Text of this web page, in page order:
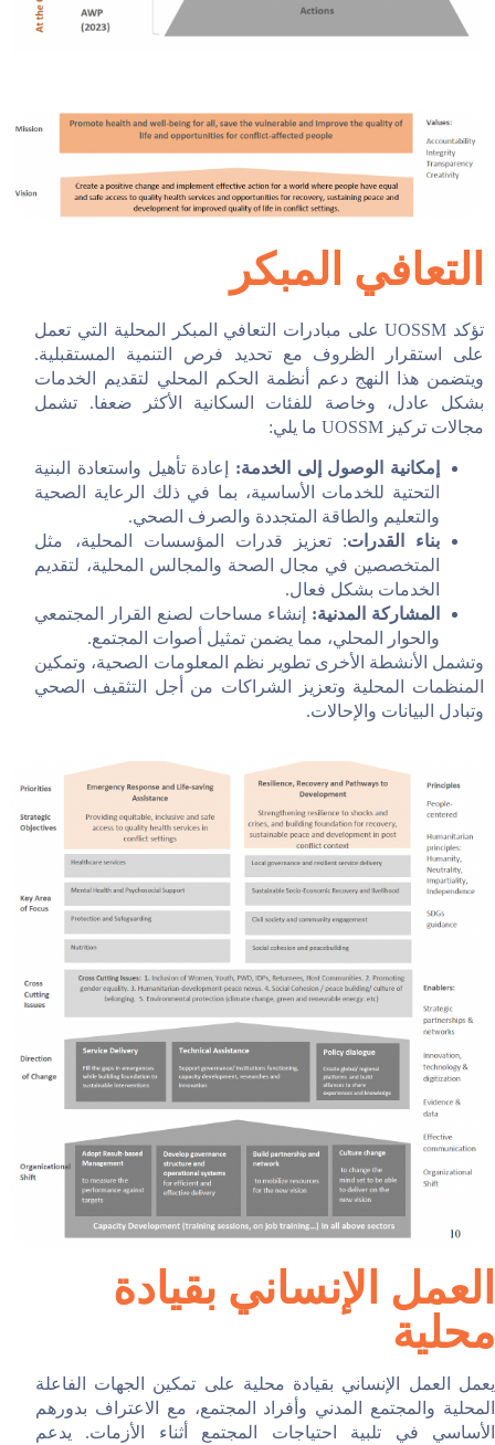
التعافي المبكر
تؤكد UOSSM على مبادرات التعافي المبكر المحلية التي تعمل
على استقرار الظروف مع تحديد فرص التنمية المستقبلية.
ويتضمن هذا النهج دعم أنظمة الحكم المحلي لتقديم الخدمات
بشكل عادل، وخاصة للفئات السكانية الأكثر ضعفا. تشمل
مجالات تركيز UOSSM ما يلي:
إمكانية الوصول إلى الخدمة: إعادة تأهيل واستعادة البنية
التحتية للخدمات الأساسية، بما في ذلك الرعاية الصحية
والتعليم والطاقة المتجددة والصرف الصحي.
بناء القدرات: تعزيز قدرات المؤسسات المحلية، مثل
المتخصصين في مجال الصحة والمجالس المحلية، لتقديم
الخدمات بشكل فعال.
المشاركة المدنية: إنشاء مساحات لصنع القرار المجتمعي
والحوار المحلي، مما يضمن تمثيل أصوات المجتمع.
وتشمل الأنشطة الأخرى تطوير نظم المعلومات الصحية، وتمكين
المنظمات المحلية وتعزيز الشراكات من أجل التثقيف الصحي
وتبادل البيانات والإحالات.
العمل الإنساني بقيادة
محلية
يعمل العمل الإنساني بقيادة محلية على تمكين الجهات الفاعلة
المحلية والمجتمع المدني وأفراد المجتمع، مع الاعتراف بدورهم
الأساسي في تلبية احتياجات المجتمع أثناء الأزمات. يدعم